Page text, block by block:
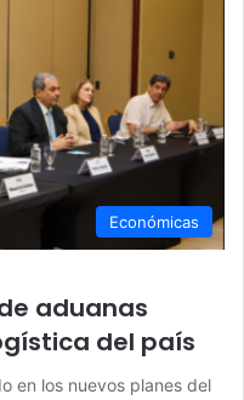
Económicas
aduanas
del país
en los nuevos planes del